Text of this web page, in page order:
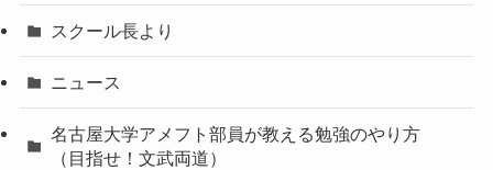
スクール長より
ニュース
名古屋大学アメフト部員が教える勉強のやり方
（目指せ！文武両道）